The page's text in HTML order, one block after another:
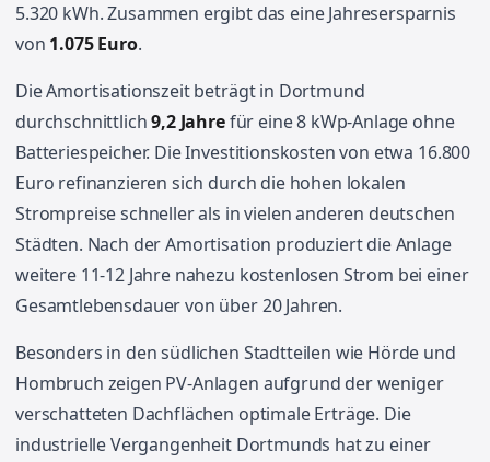
5.320 kWh. Zusammen ergibt das eine Jahresersparnis
von 1.075 Euro.
Die Amortisationszeit beträgt in Dortmund
durchschnittlich9,2 Jahrefür eine 8 kWp-Anlage ohne
Batteriespeicher. Die Investitionskosten von etwa 16.800
Euro refinanzieren sich durch die hohen lokalen
Strompreise schneller als in vielen anderen deutschen
Städten. Nach der Amortisation produziert die Anlage
weitere 11-12 Jahre nahezu kostenlosen Strom bei einer
Gesamtlebensdauer von über 20 Jahren.
Besonders in den südlichen Stadtteilen wie Hörde und
Hombruch zeigen PV-Anlagen aufgrund der weniger
verschatteten Dachflächen optimale Erträge. Die
industrielle Vergangenheit Dortmunds hat zu einer